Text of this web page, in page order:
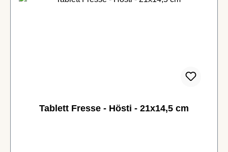
Tablett Fresse - Hösti - 21x14,5 cm